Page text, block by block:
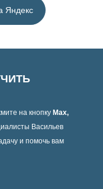
Яндекс
на кнопку Max,
Васильев
и помочь вам